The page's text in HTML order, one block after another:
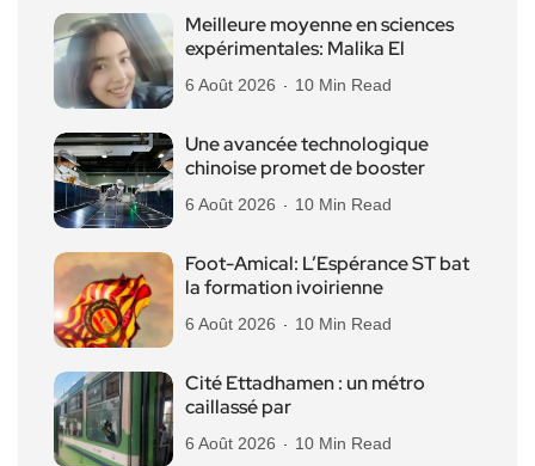
Meilleure moyenne en sciences
expérimentales: Malika El
6 Août 2026 10 Min Read
Une avancée technologique
chinoise promet de booster
6 Août 2026 10 Min Read
Foot-Amical: L’Espérance ST bat
la formation ivoirienne
6 Août 2026 10 Min Read
Cité Ettadhamen : un métro
caillassé par
6 Août 2026 10 Min Read